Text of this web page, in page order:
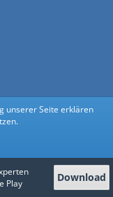
Suite™
Play
Download
unserer Seite erklären